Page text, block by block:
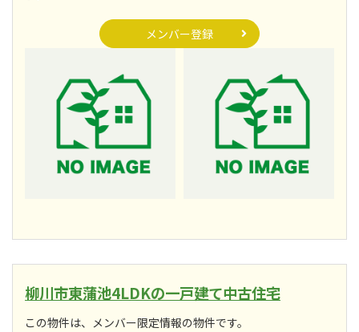
メンバー登録
柳川市東蒲池4LDKの一戸建て中古住宅
この物件は、メンバー限定情報の物件です。